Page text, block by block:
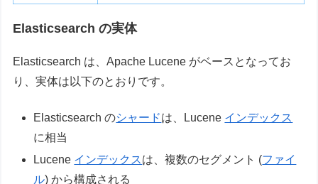
Elasticsearch の実体
Elasticsearch は、Apache Lucene がベースとなってお
り、実体は以下のとおりです。
Elasticsearch のシャードは、Lucene インデックス
に相当
Lucene インデックスは、複数のセグメント (ファイ
ル) から構成される